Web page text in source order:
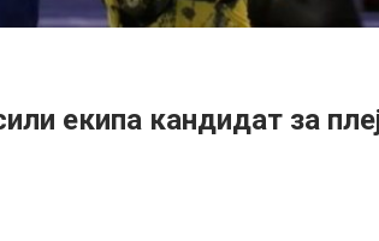
екипа кандидат за